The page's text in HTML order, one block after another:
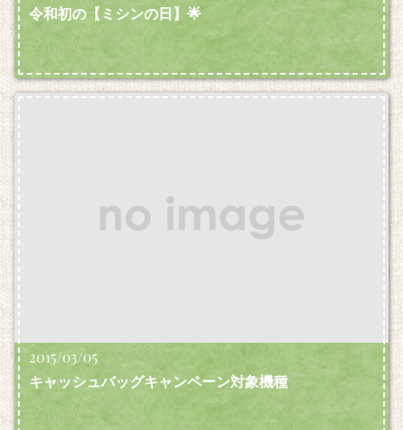
令和初の【ミシンの日】🌟
2015/03/05
キャッシュバッグキャンペーン対象機種